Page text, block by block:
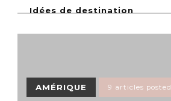
Idées de destination
AMÉRIQUE 9 articles posted